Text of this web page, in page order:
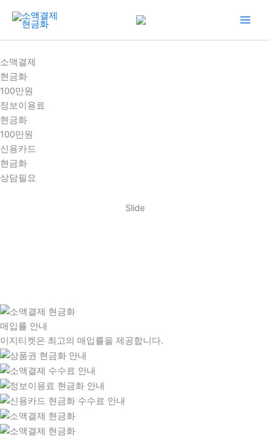
건
너
뛰
기
소액결제
현금화
100만원
정보이용료
현금화
100만원
신용카드
현금화
상담필요
Slide
매입률 안내
이지티켓은 최고의 매입률을 제공합니다.